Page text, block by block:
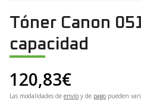
Tóner Canon
capacidad
120,83€
Las modalidades de envío y de pago pueden